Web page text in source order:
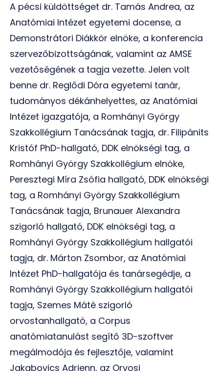
A pécsi küldöttséget dr. Tamás Andrea, az
Anatómiai Intézet egyetemi docense, a
Demonstrátori Diákkör elnöke, a konferencia
szervezőbizottságának, valamint az AMSE
vezetőségének a tagja vezette. Jelen volt
benne dr. Reglődi Dóra egyetemi tanár,
tudományos dékánhelyettes, az Anatómiai
Intézet igazgatója, a Romhányi György
Szakkollégium Tanácsának tagja, dr. Filipánits
Kristóf PhD-hallgató, DDK elnökségi tag, a
Romhányi György Szakkollégium elnöke,
Peresztegi Míra Zsófia hallgató, DDK elnökségi
tag, a Romhányi György Szakkollégium
Tanácsának tagja, Brunauer Alexandra
szigorló hallgató, DDK elnökségi tag, a
Romhányi György Szakkollégium hallgatói
tagja, dr. Márton Zsombor, az Anatómiai
Intézet PhD-hallgatója és tanársegédje, a
Romhányi György Szakkollégium hallgatói
tagja, Szemes Máté szigorló
orvostanhallgató, a Corpus
anatómiatanulást segítő 3D-szoftver
megálmodója és fejlesztője, valamint
Jakabovics Adrienn, az Orvosi